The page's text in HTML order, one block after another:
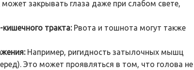
закрывать глаза даже при слабом свете,
тракта:Рвота и тошнота могут также
Например, ригидность затылочных мышц
Это может проявляться в том, что голова не